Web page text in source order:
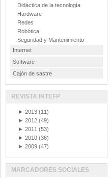
Didáctica de la tecnología
Hardware
Redes
Robótica
Seguridad y Mantenimiento
Internet
Software
Cajón de sastre
REVISTA INTEFP
► 2013 (11)
► 2012 (49)
► 2011 (53)
► 2010 (36)
► 2009 (47)
MARCADORES SOCIALES